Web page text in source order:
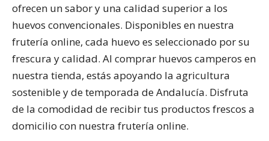
ofrecen un sabor y una calidad superior a los
huevos convencionales. Disponibles en nuestra
frutería online, cada huevo es seleccionado por su
frescura y calidad. Al comprar huevos camperos en
nuestra tienda, estás apoyando la agricultura
sostenible y de temporada de Andalucía. Disfruta
de la comodidad de recibir tus productos frescos a
domicilio con nuestra frutería online.